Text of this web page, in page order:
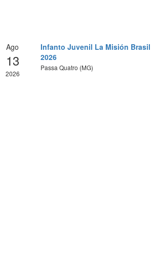
Ago
13
2026
Infanto Juvenil La Misión Brasil
2026
Passa Quatro (MG)